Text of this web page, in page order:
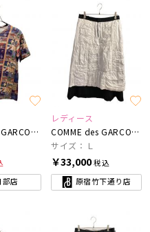
COMME des GARCONS SHIRT
部店
レディース
COMME des GARCONS COMME des GARCONS
サイズ：Ｌ
￥33,000税込
原宿竹下通り店